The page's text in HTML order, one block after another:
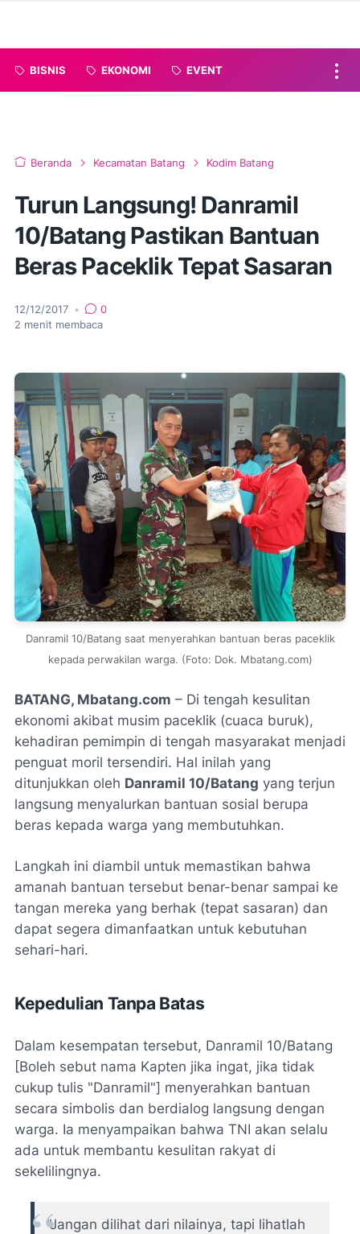
BISNIS EKONOMI EVENT
Beranda Kecamatan Batang Kodim Batang
Turun Langsung! Danramil
10/Batang Pastikan Bantuan
Beras Paceklik Tepat Sasaran
12/12/2017 •
0
2 menit membaca
Danramil 10/Batang saat menyerahkan bantuan beras paceklik
kepada perwakilan warga. (Foto: Dok. Mbatang.com)
BATANG, Mbatang.com – Di tengah kesulitan
ekonomi akibat musim paceklik (cuaca buruk),
kehadiran pemimpin di tengah masyarakat menjadi
penguat moril tersendiri. Hal inilah yang
ditunjukkan oleh Danramil 10/Batang yang terjun
langsung menyalurkan bantuan sosial berupa
beras kepada warga yang membutuhkan.
Langkah ini diambil untuk memastikan bahwa
amanah bantuan tersebut benar-benar sampai ke
tangan mereka yang berhak (tepat sasaran) dan
dapat segera dimanfaatkan untuk kebutuhan
sehari-hari.
Kepedulian Tanpa Batas
Dalam kesempatan tersebut, Danramil 10/Batang
[Boleh sebut nama Kapten jika ingat, jika tidak
cukup tulis "Danramil"] menyerahkan bantuan
secara simbolis dan berdialog langsung dengan
warga. Ia menyampaikan bahwa TNI akan selalu
ada untuk membantu kesulitan rakyat di
sekelilingnya.
"Jangan dilihat dari nilainya, tapi lihatlah